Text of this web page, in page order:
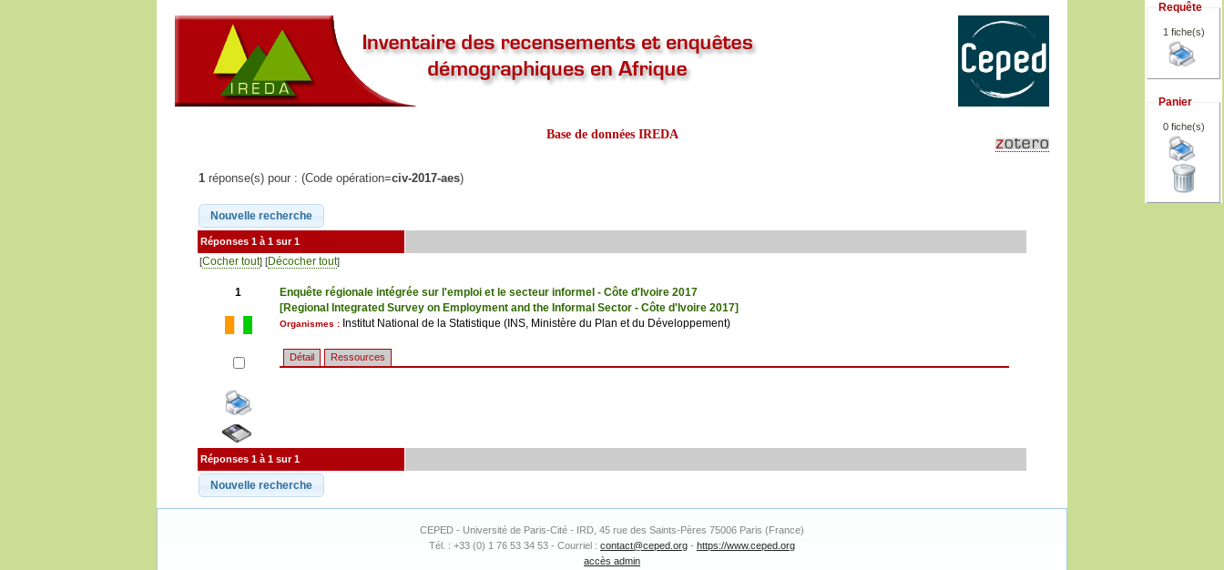
Base de données IREDA
Requête
1 fiche(s)
Panier
0fiche(s)
1 réponse(s) pour : (Code opération=civ-2017-aes)
Réponses 1 à 1 sur 1
[Cocher tout] [Décocher tout]
1
Enquête régionale intégrée sur l'emploi et le secteur informel - Côte d'Ivoire 2017
[Regional Integrated Survey on Employment and the Informal Sector - Côte d'Ivoire 2017]
Organismes : Institut National de la Statistique (INS, Ministère du Plan et du Développement)
Détail Ressources
Réponses 1 à 1 sur 1
CEPED - Université de Paris-Cité - IRD, 45 rue des Saints-Pères 75006 Paris (France)
Tél. : +33 (0) 1 76 53 34 53 - Courriel : contact@ceped.org - https://www.ceped.org
accès admin